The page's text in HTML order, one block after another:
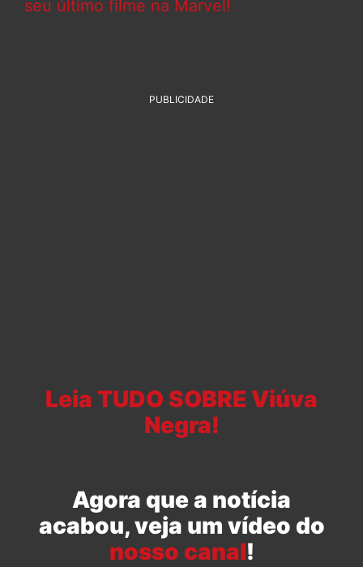
seu último filme na Marvel!
PUBLICIDADE
Leia TUDO SOBRE Viúva
Negra!
Agora que a notícia
acabou, veja um vídeo do
nosso canal!